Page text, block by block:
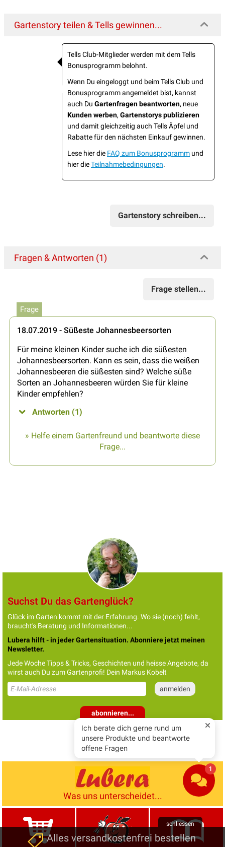
Gartenstory teilen & Tells gewinnen...
Tells Club-Mitglieder werden mit dem Tells
Bonusprogramm belohnt.
Wenn Du eingeloggt und beim Tells Club und
Bonusprogramm angemeldet bist, kannst
auch Du Gartenfragen beantworten, neue
Kunden werben, Gartenstorys publizieren
und damit gleichzeitig auch Tells Äpfel und
Rabatte für den nächsten Einkauf gewinnen.
Lese hier die FAQ zum Bonusprogramm und
hier dieTeilnahmebedingungen.
Gartenstory schreiben...
Fragen & Antworten (1)
Frage stellen...
Frage
18.07.2019 - Süßeste Johannesbeersorten
Für meine kleinen Kinder suche ich die süßesten
Johannesbeersorten. Kann es sein, dass die weißen
Johannesbeeren die süßesten sind? Welche süße
Sorten an Johannesbeeren würden Sie für kleine
Kinder empfehlen?
Antworten (1)
» Helfe einem Gartenfreund und beantworte diese
Frage...
Suchst Du das Gartenglück?
Glück im Garten kommt mit der Erfahrung. Wo sie (noch) fehlt,
braucht's Beratung und Informationen...
Lubera hilft - in jeder Gartensituation. Abonniere jetzt meinen
Newsletter.
Jede Woche Tipps & Tricks, Geschichten und heisse Angebote, da
wirst auch Du zum Gartenprofi! Dein Markus Kobelt
abonnieren...
+10% Gutschein
sichern
Was uns unterscheidet...
schliessen
Alles versandkostenfrei bestellen